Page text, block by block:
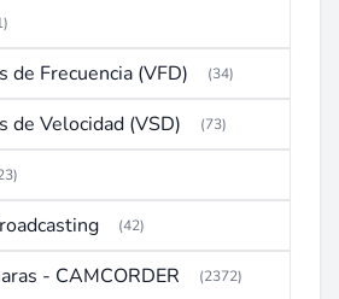
de Frecuencia (VFD) (34)
de Velocidad (VSD) (73)
(42)
- CAMCORDER (2372)